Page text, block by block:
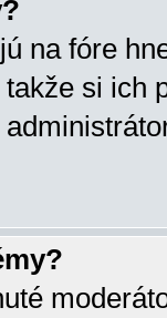
na fóre
si ich